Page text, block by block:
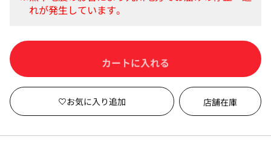
カートに入れる
店舗在庫